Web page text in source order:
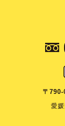
〒790-
愛